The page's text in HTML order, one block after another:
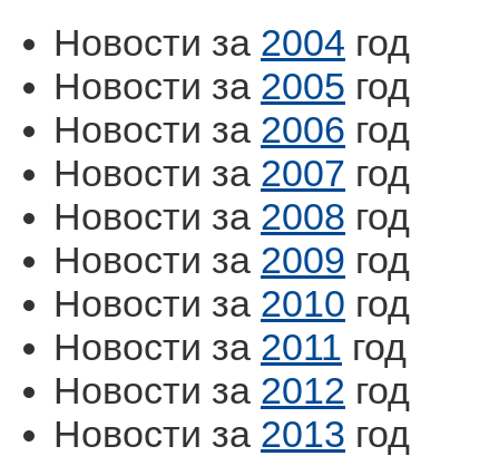
Новости за 2004 год
Новости за 2005 год
Новости за 2006 год
Новости за 2007 год
Новости за 2008 год
Новости за 2009 год
Новости за 2010 год
Новости за 2011 год
Новости за 2012 год
Новости за 2013 год